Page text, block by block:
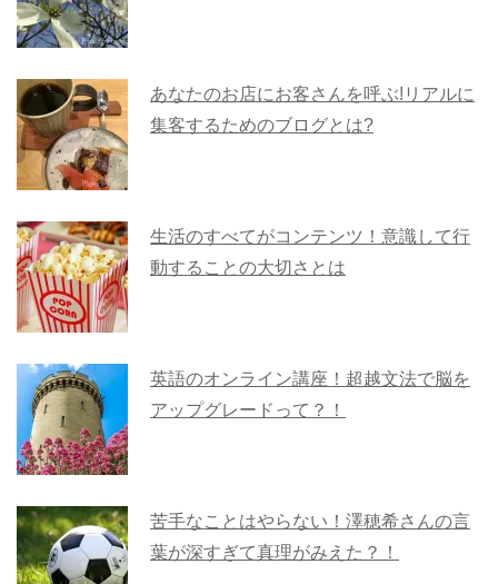
あなたのお店にお客さんを呼ぶ!リアルに
集客するためのブログとは?
生活のすべてがコンテンツ！意識して行
動することの大切さとは
英語のオンライン講座！超越文法で脳を
アップグレードって？！
苦手なことはやらない！澤穂希さんの言
葉が深すぎて真理がみえた？！